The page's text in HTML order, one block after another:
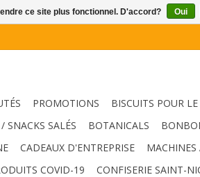
PROMOTIONS BISCUITS POUR LE
SNACKS SALÉS
BOTANICALS
CADEAUX D'ENTREPRISE MACHINES
COVID-19 CONFISERIE SAINT-
ce site plus fonctionnel. D'accord? Oui